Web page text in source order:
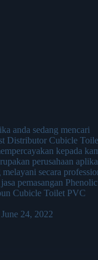
anda sedang mencari
Distributor Cubicle
kepada
perusahaan
secara
pemasangan Phenolic
Cubicle Toilet PVC
June 24, 2022